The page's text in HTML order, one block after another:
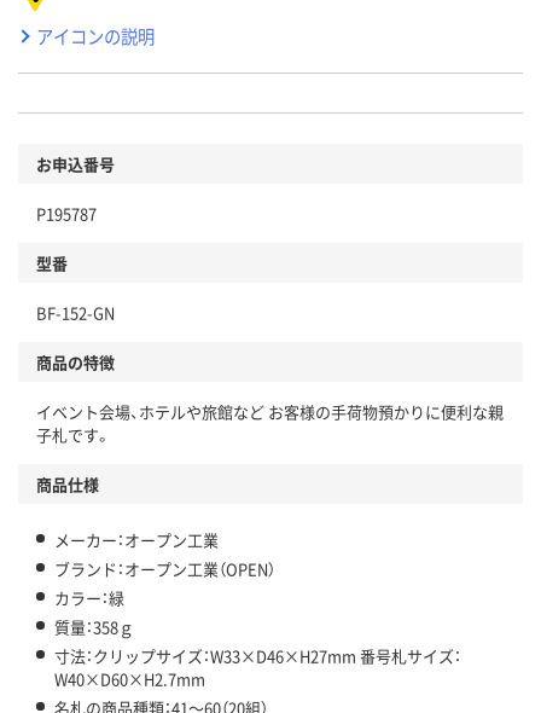
アイコンの説明
お申込番号
P195787
型番
BF-152-GN
商品の特徴
イベント会場、ホテルや旅館など お客様の手荷物預かりに便利な親
子札です。
商品仕様
メーカー：オープン工業
ブランド：オープン工業（OPEN）
カラー：緑
質量：358ｇ
寸法：クリップサイズ：W33×D46×H27mm 番号札サイズ：
W40×D60×H2.7mm
名札の商品種類：41～60（20組）